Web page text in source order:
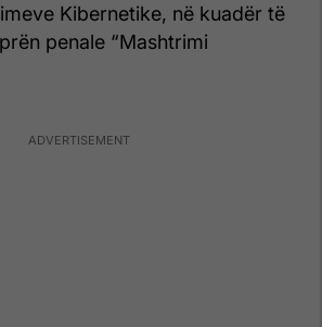
Kibernetike, në kuadër të
penale “Mashtrimi